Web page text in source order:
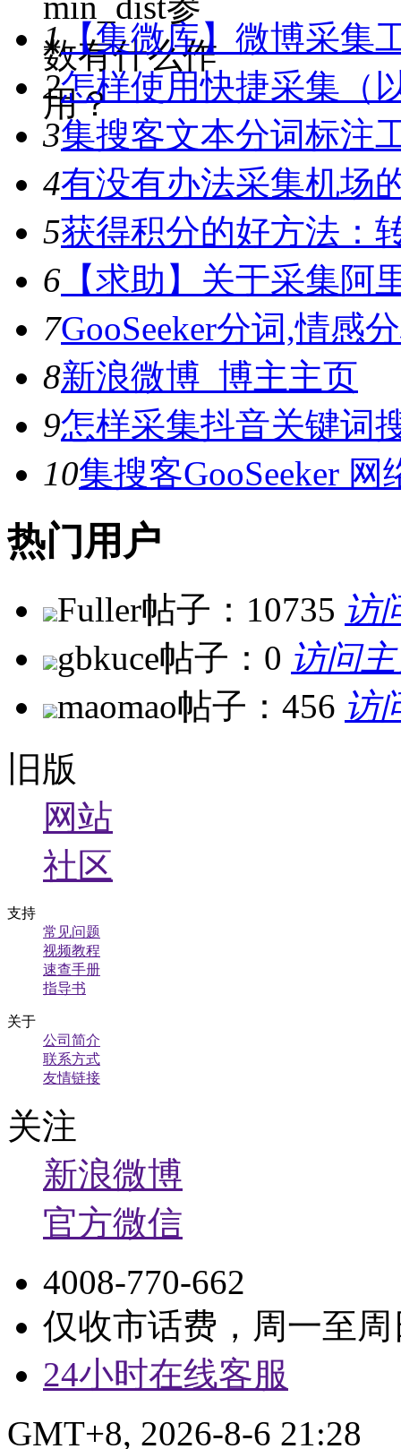
数有什么作
用？
1【集微库】微博采集
2怎样使用快捷采集（
3集搜客文本分词标注
4有没有办法采集机场
5获得积分的好方法：
6 【求助】关于采集阿
7GooSeeker分词,情感
8新浪微博_博主主页
9怎样采集抖音关键词
10集搜客GooSeeker
热门用户
Fuller帖子：10735 访
gbkuce帖子：0 访问
maomao帖子：456 访
旧版
网站
社区
支持
常见问题
视频教程
速查手册
指导书
关于
公司简介
联系方式
友情链接
关注
新浪微博
官方微信
4008-770-662
仅收市话费，周一至周
24小时在线客服
GMT+8, 2026-8-6 21:28